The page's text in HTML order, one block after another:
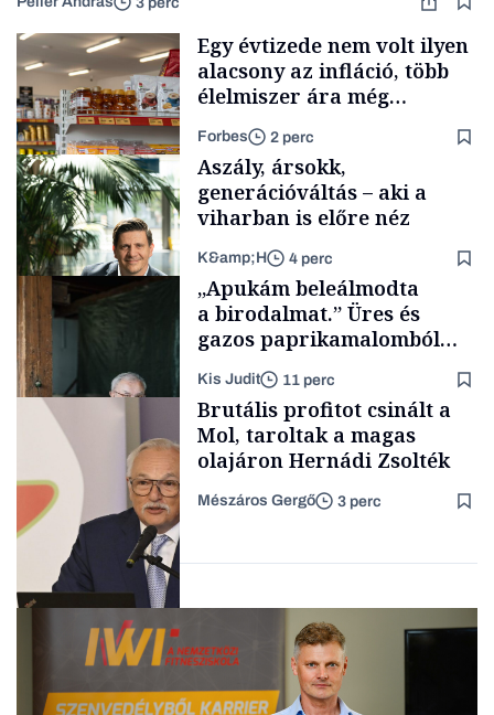
Makro
Egy évtizede nem volt ilyen
alacsony az infláció, több
élelmiszer ára még
rohamosan csökken is
Forbes 2 perc
TÁMOGATÓI
TARTALOM
Aszály, ársokk,
generációváltás – aki a
viharban is előre néz
K&amp;H 4 perc
Családi
vállalkozások
„Apukám beleálmodta
a birodalmat.” Üres és
gazos paprikamalomból
lett az igazi családi
fűszersztori
Kis Judit 11 perc
Befektetés
Brutális profitot csinált a
Mol, taroltak a magas
olajáron Hernádi Zsolték
Mészáros Gergő 3 perc